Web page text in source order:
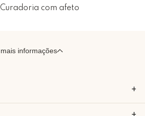
Curadoria com afeto
mais informações
+